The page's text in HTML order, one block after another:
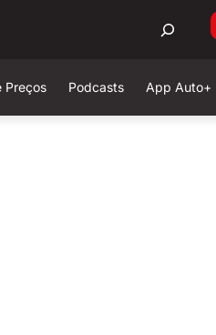
Preços Podcasts App Auto+